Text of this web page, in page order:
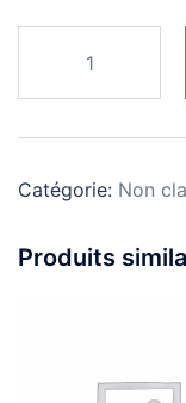
461-
238
Intégration
travail
Catégorie: Non
Produits